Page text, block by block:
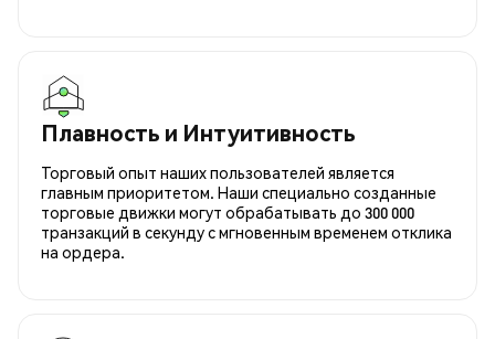
Плавность и Интуитивность
Торговый опыт наших пользователей является
главным приоритетом. Наши специально созданные
торговые движки могут обрабатывать до 300 000
транзакций в секунду с мгновенным временем отклика
на ордера.